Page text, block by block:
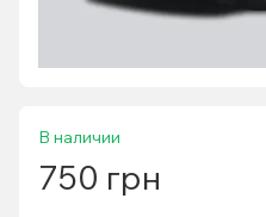
В наличии
750 грн